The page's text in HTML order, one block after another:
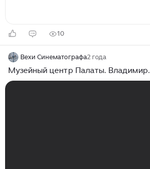
10
Вехи Синематографа2 года
Музейный центр Палаты. Владимир.